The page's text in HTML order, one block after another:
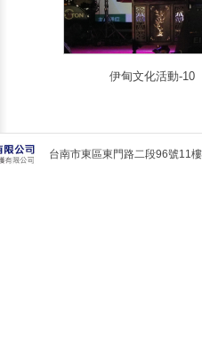
伊甸文化活動-10
台南市東區東門路二段96